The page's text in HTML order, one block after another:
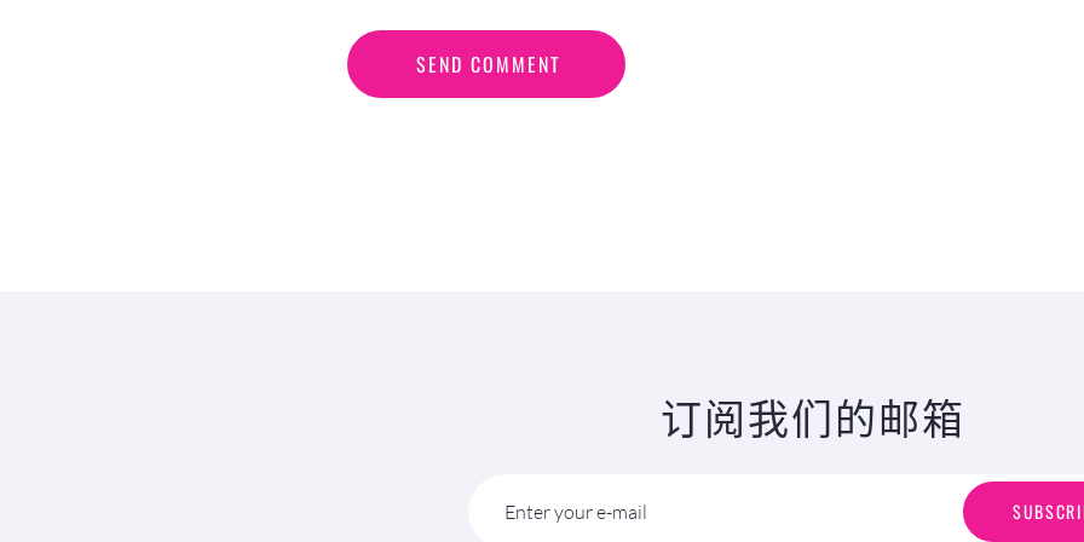
SEND COMMENT
SEND COMMENT
订阅我们的邮箱
Enter your e-mail SUBSCRI